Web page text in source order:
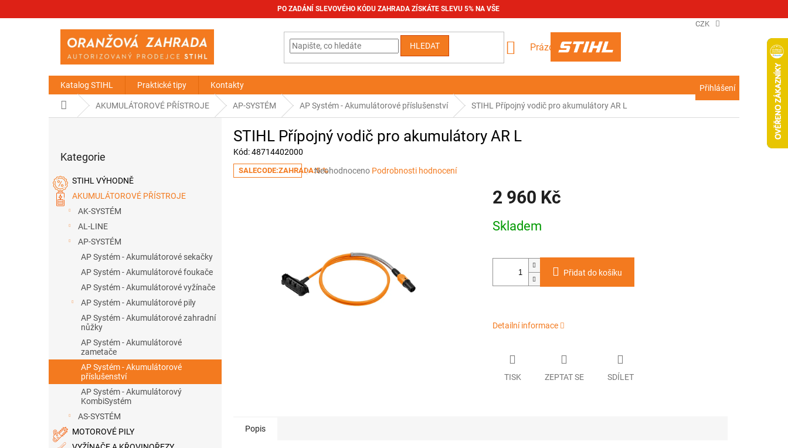
PO ZADÁNÍ SLEVOVÉHO KÓDU ZAHRADA ZÍSKÁTE SLEVU 5% NA VŠE
CZK
Přihlášení
HLEDAT
NÁKUPNÍ
KOŠÍK
Prázdný košík
Katalog STIHL Praktické tipy Kontakty
Domů AKUMULÁTOROVÉ PŘÍSTROJE AP-SYSTÉM AP Systém - Akumulátorové příslušenství STIHL Přípojný vodič pro akumulátory AR L
a
kategorie
Kategorie
STIHL VÝHODNĚ
AKUMULÁTOROVÉ PŘÍSTROJE
AK-SYSTÉM
AL-LINE
AP-SYSTÉM
AP Systém - Akumulátorové sekačky
AP Systém - Akumulátorové foukače
AP Systém - Akumulátorové vyžínače
AP Systém - Akumulátorové pily
AP Systém - Akumulátorové zahradní
nůžky
AP Systém - Akumulátorové
zametače
AP Systém - Akumulátorové
příslušenství
AP Systém - Akumulátorový
KombiSystém
AS-SYSTÉM
MOTOROVÉ PILY
STIHL Přípojný vodič pro akumulátory AR L
Kód:48714402000
SALECODE:ZAHRADA:5:%Průměrné
Neohodnoceno Podrobnosti hodnocení
2 960 Kč
cena:
Skladem
Přidat do košíku
Detailní informace
TISK ZEPTAT SE SDÍLET
Popis